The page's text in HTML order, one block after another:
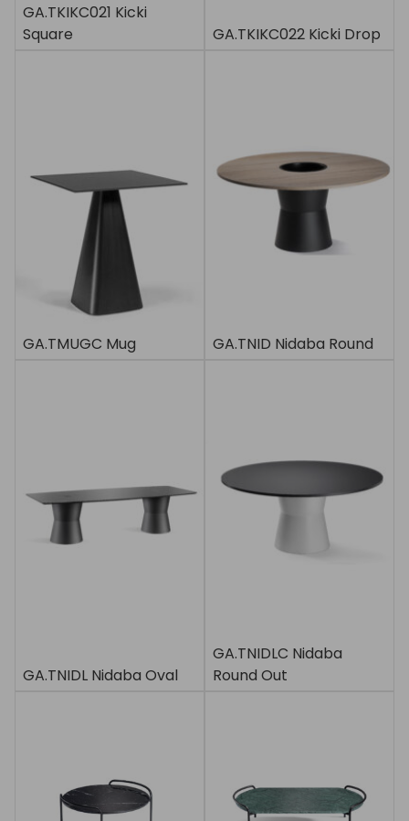
GA.TKIKC021 Kicki
Square
GA.TKIKC022 Kicki Drop
GA.TMUGC Mug GA.TNID Nidaba Round
GA.TNIDL Nidaba Oval
GA.TNIDLC Nidaba
Round Out